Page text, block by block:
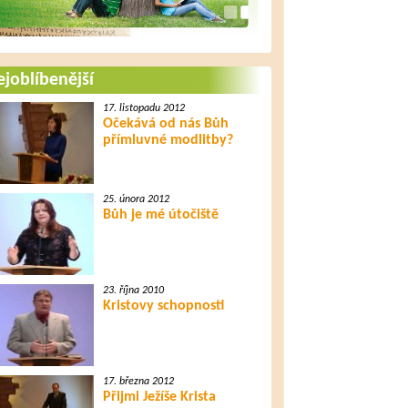
17. listopadu 2012
Očekává od nás Bůh
přímluvné modlitby?
25. února 2012
Bůh je mé útočiště
23. října 2010
Kristovy schopnosti
17. března 2012
Přijmi Ježíše Krista